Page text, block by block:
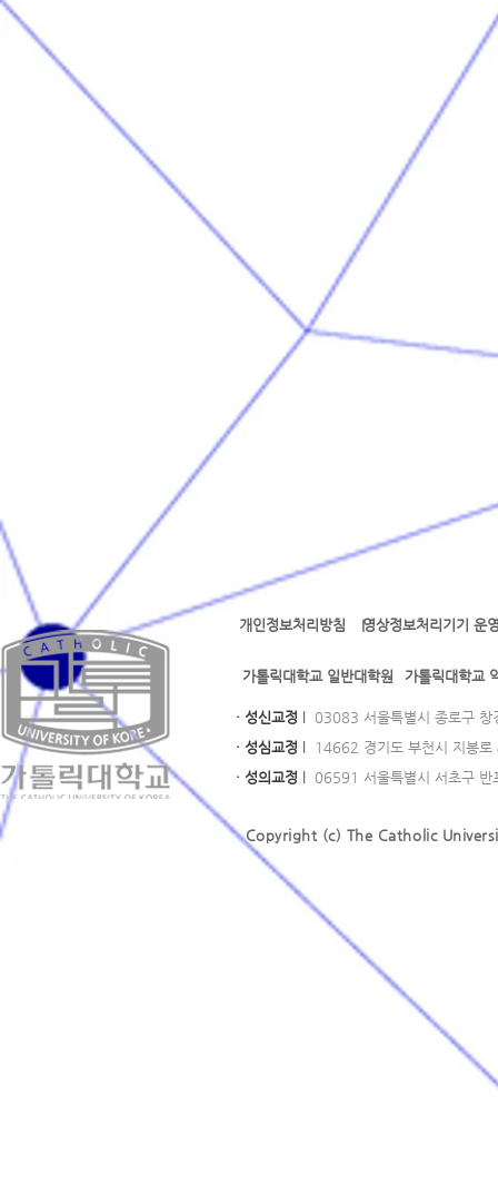
l l
개인정보처리방침 영상정보처리기기 운
가톨릭대학교 일반대학원 가톨릭대학교
· 성신교정
03083 서울특별시 종로구
· 성심교정
14662 경기도 부천시 지봉
· 성의교정
06591 서울특별시 서초구
Copyright (c) The Catholic